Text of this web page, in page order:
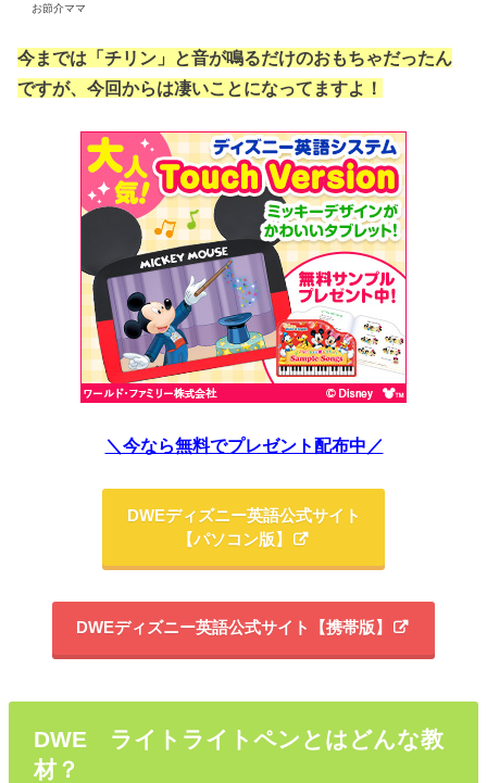
お節介ママ
今までは「チリン」と音が鳴るだけのおもちゃだったん
ですが、今回からは凄いことになってますよ！
＼今なら無料でプレゼント配布中／
DWEディズニー英語公式サイト
【パソコン版】
DWEディズニー英語公式サイト【携帯版】
DWE ライトライトペンとはどんな教
材？